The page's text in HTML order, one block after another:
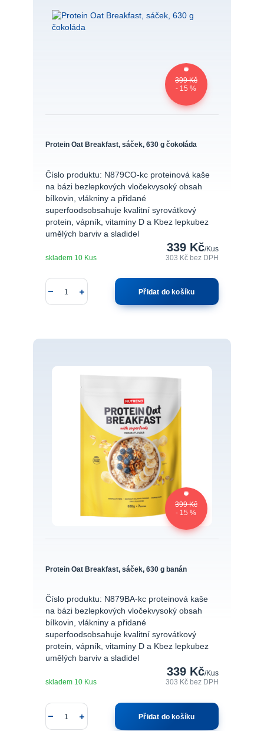
399 Kč
- 15 %
Protein Oat Breakfast, sáček, 630 g čokoláda
Číslo produktu: N879CO-kc proteinová kaše
na bázi bezlepkových vločekvysoký obsah
bílkovin, vlákniny a přidané
superfoodsobsahuje kvalitní syrovátkový
protein, vápník, vitaminy D a Kbez lepkubez
umělých barviv a sladidel
339 Kč/Kus
303 Kčbez DPH
skladem 10 Kus
Přidat do košíku
399 Kč
- 15 %
Protein Oat Breakfast, sáček, 630 g banán
Číslo produktu: N879BA-kc proteinová kaše
na bázi bezlepkových vločekvysoký obsah
bílkovin, vlákniny a přidané
superfoodsobsahuje kvalitní syrovátkový
protein, vápník, vitaminy D a Kbez lepkubez
umělých barviv a sladidel
339 Kč/Kus
303 Kč bez DPH
skladem 10 Kus
Přidat do košíku